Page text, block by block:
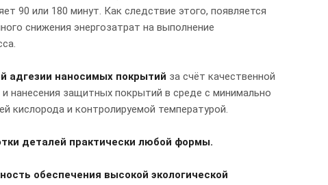
90 или 180 минут. Как следствие этого, появляется
снижения энергозатрат на выполнение
адгезии наносимых покрытий за счёт качественной
нанесения защитных покрытий в среде с минимально
кислорода и контролируемой температурой.
деталей практически любой формы.
обеспечения высокой экологической